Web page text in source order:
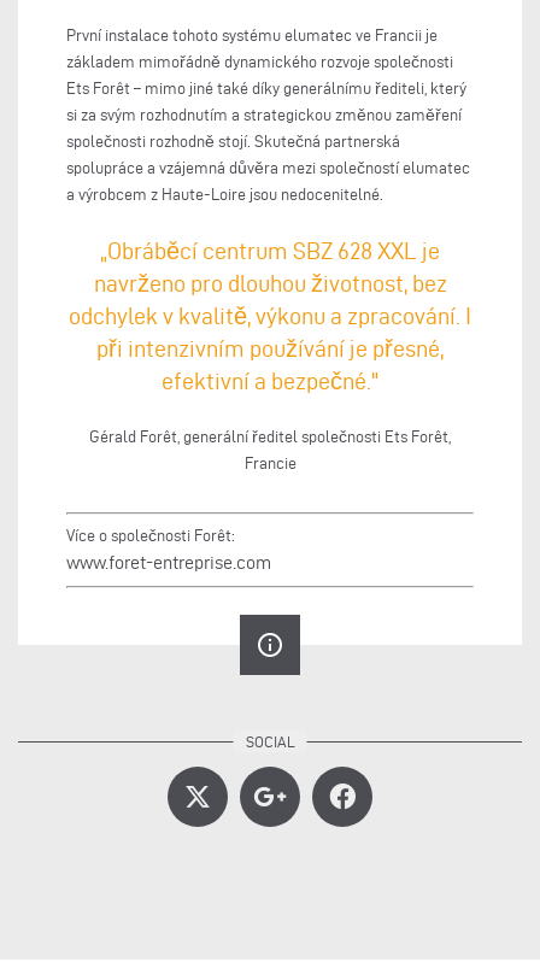
První instalace tohoto systému elumatec ve Francii je
základem mimořádně dynamického rozvoje společnosti
Ets Forêt – mimo jiné také díky generálnímu řediteli, který
si za svým rozhodnutím a strategickou změnou zaměření
společnosti rozhodně stojí. Skutečná partnerská
spolupráce a vzájemná důvěra mezi společností elumatec
a výrobcem z Haute-Loire jsou nedocenitelné.
„Obráběcí centrum SBZ 628 XXL je
navrženo pro dlouhou životnost, bez
odchylek v kvalitě, výkonu a zpracování. I
při intenzivním používání je přesné,
efektivní a bezpečné."
Gérald Forêt, generální ředitel společnosti Ets Forêt,
Francie
Více o společnosti Forêt:
www.foret-entreprise.com
info_outline